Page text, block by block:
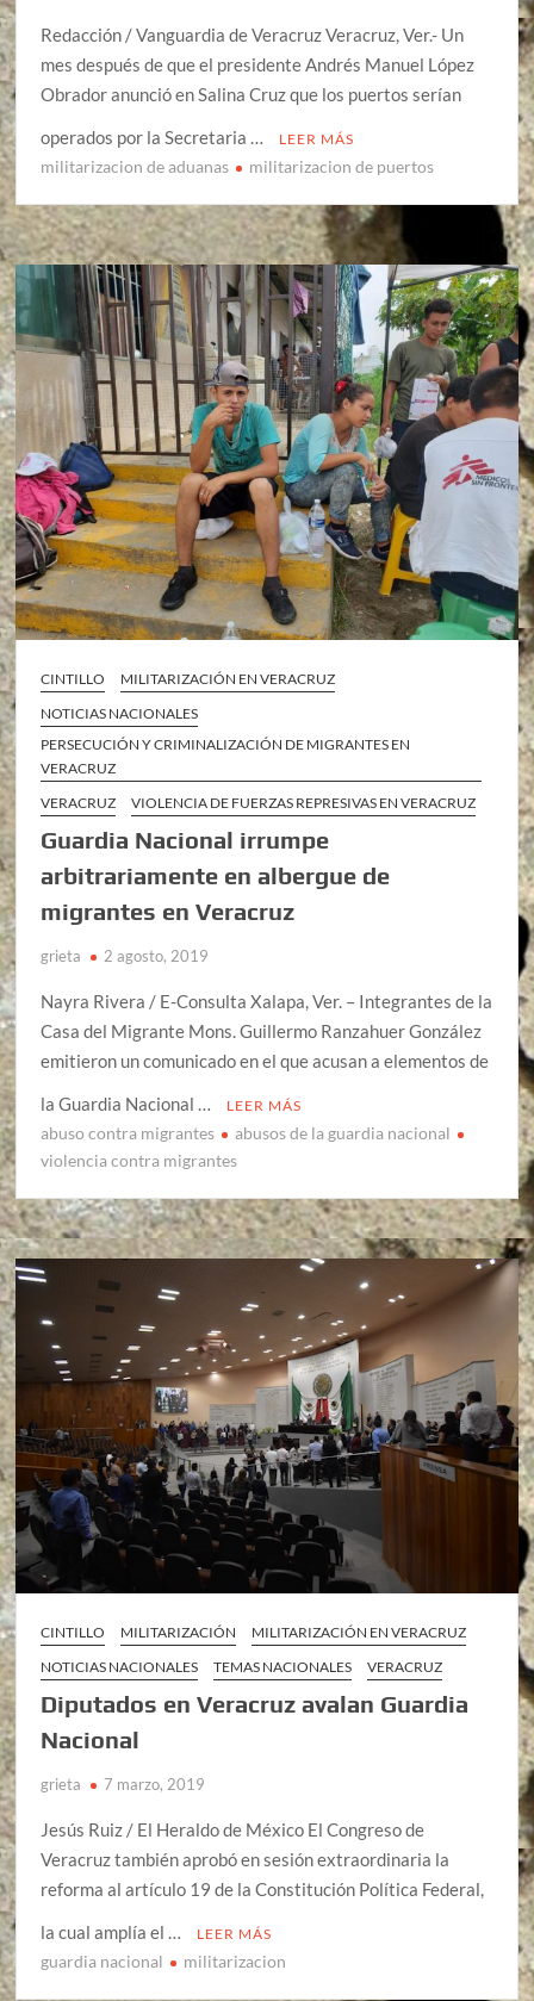
Redacción / Vanguardia de Veracruz Veracruz, Ver.- Un
mes después de que el presidente Andrés Manuel López
Obrador anunció en Salina Cruz que los puertos serían
operados por la Secretaria …
LEER MÁS
militarizacion de aduanas militarizacion de puertos
CINTILLO
MILITARIZACIÓN EN VERACRUZ
NOTICIAS NACIONALES
PERSECUCIÓN Y CRIMINALIZACIÓN DE MIGRANTES EN
VERACRUZ
VERACRUZ
VIOLENCIA DE FUERZAS REPRESIVAS EN VERACRUZ
Guardia Nacional irrumpe
arbitrariamente en albergue de
migrantes en Veracruz
grieta 2 agosto, 2019
Nayra Rivera / E-Consulta Xalapa, Ver. – Integrantes de la
Casa del Migrante Mons. Guillermo Ranzahuer González
emitieron un comunicado en el que acusan a elementos de
la Guardia Nacional …
LEER MÁS
abuso contra migrantes
abusos de la guardia nacional
violencia contra migrantes
CINTILLO MILITARIZACIÓN
MILITARIZACIÓN EN VERACRUZ
NOTICIAS NACIONALES
TEMAS NACIONALES VERACRUZ
Diputados en Veracruz avalan Guardia
Nacional
grieta 7 marzo, 2019
Jesús Ruiz / El Heraldo de México El Congreso de
Veracruz también aprobó en sesión extraordinaria la
reforma al artículo 19 de la Constitución Política Federal,
la cual amplía el …
LEER MÁS
guardia nacional militarizacion